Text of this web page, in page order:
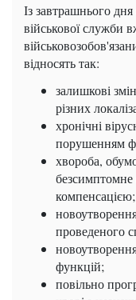
Із завтрашнього
військової служби
відносять так:
залишкові
різних
хронічні
порушенням
хвороба,
компенсацією;
новоутворення
проведеного
функцій;
повільно